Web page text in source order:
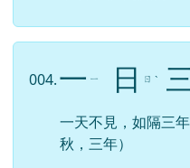
004.一 ㄧ 日 ㄖ ˋ
一天不見，如隔三
秋，三年）